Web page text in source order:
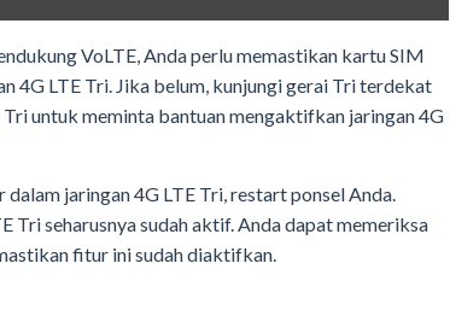
VoLTE, Anda perlu memastikan kartu SIM
4G LTE Tri. Jika belum, kunjungi gerai Tri terdekat
untuk meminta bantuan mengaktifkan jaringan 4G
jaringan 4G LTE Tri, restart ponsel Anda.
Tri seharusnya sudah aktif. Anda dapat memeriksa
fitur ini sudah diaktifkan.